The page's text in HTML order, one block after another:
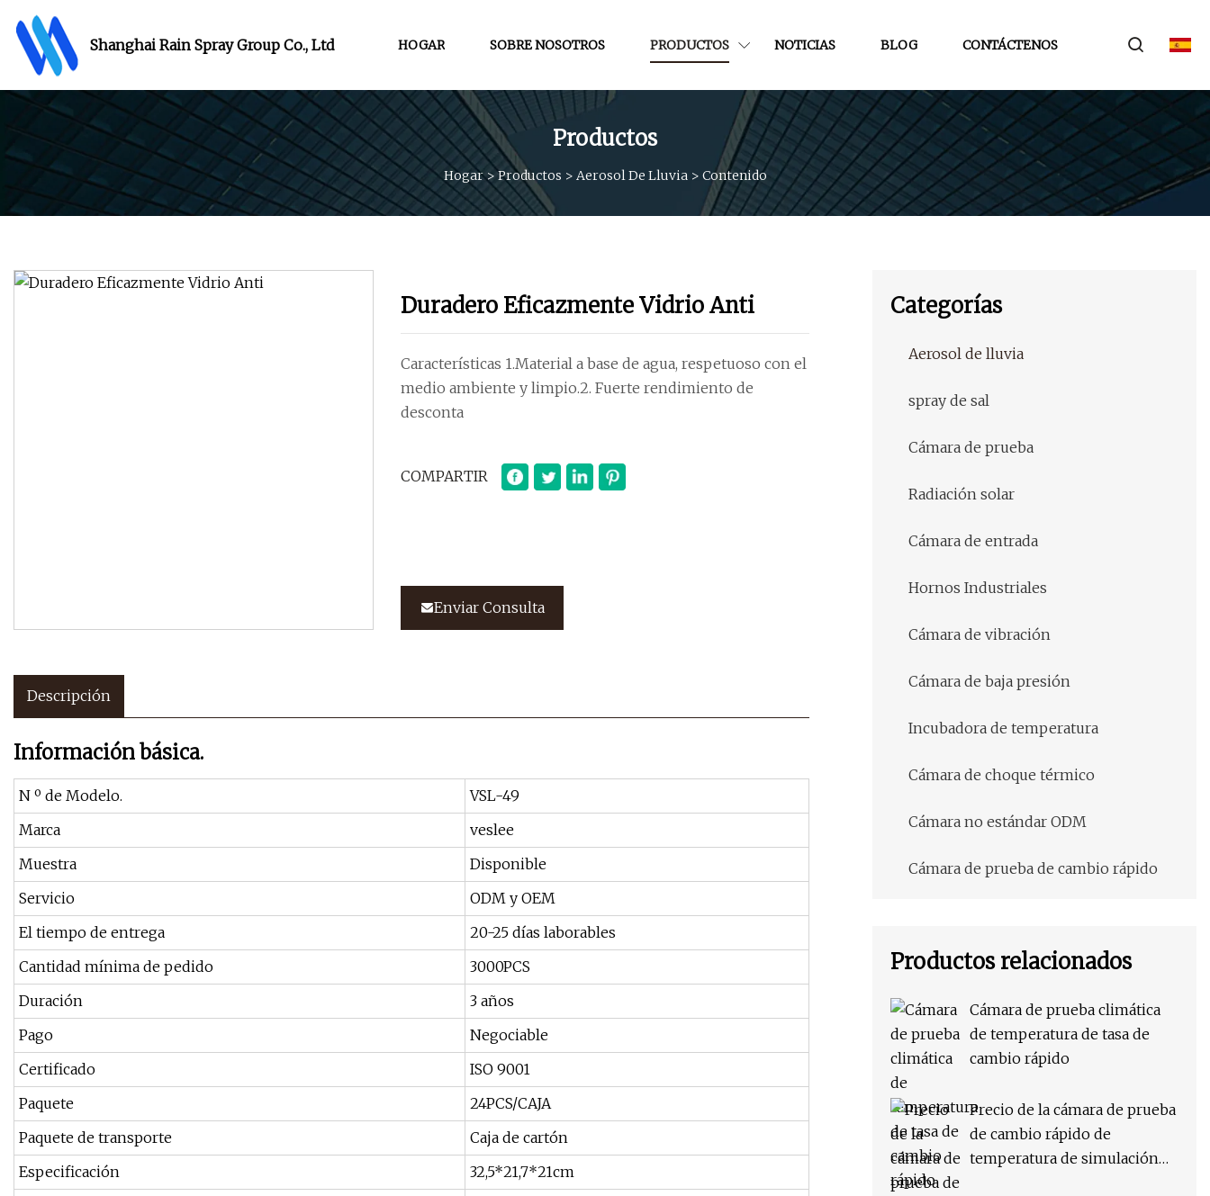
Shanghai Rain Spray Group Co., Ltd HOGAR SOBRE NOSOTROS PRODUCTOS NOTICIAS BLOG CONTÁCTENOS
Productos
Hogar>Productos > Aerosol De Lluvia > Contenido
Duradero Eficazmente Vidrio Anti
Características 1.Material a base de agua, respetuoso con el
medio ambiente y limpio.2. Fuerte rendimiento de
desconta
COMPARTIR
Enviar Consulta
Descripción
Información básica.
N º de Modelo.
VSL-49
Marca
veslee
Muestra
Disponible
Servicio
ODM y OEM
El tiempo de entrega
20-25 días laborables
Cantidad mínima de pedido
3000PCS
Duración
3 años
Pago
Negociable
Certificado
ISO 9001
Paquete
24PCS/CAJA
Paquete de transporte
Caja de cartón
Especificación
32,5*21,7*21cm
Categorías
Aerosol de lluvia
spray de sal
Cámara de prueba
Radiación solar
Cámara de entrada
Hornos Industriales
Cámara de vibración
Cámara de baja presión
Incubadora de temperatura
Cámara de choque térmico
Cámara no estándar ODM
Cámara de prueba de cambio rápido
Productos relacionados
Cámara de prueba climática
de temperatura de tasa de
cambio rápido
Precio de la cámara de prueba
de cambio rápido de
temperatura de simulación